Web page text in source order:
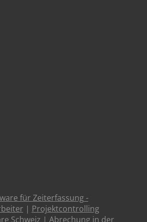
für Zeiterfassung -
| Projektcontrolling
Schweiz | Abrechung in der